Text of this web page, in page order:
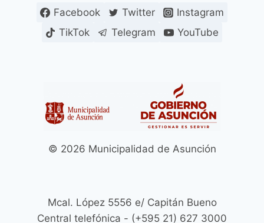
Facebook Twitter
Instagram
TikTok
Telegram YouTube
© 2026 Municipalidad de Asunción
Mcal. López 5556 e/ Capitán Bueno
Central telefónica - (+595 21) 627 3000